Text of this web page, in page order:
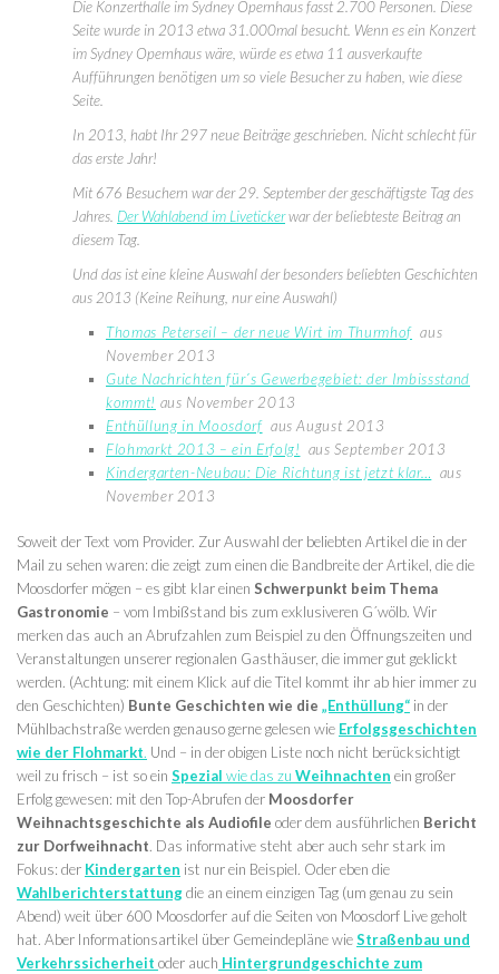
Die Konzerthalle im Sydney Opernhaus fasst 2.700 Personen. Diese
Seite wurde in 2013 etwa 31.000mal besucht. Wenn es ein Konzert
im Sydney Opernhaus wäre, würde es etwa 11 ausverkaufte
Aufführungen benötigen um so viele Besucher zu haben, wie diese
Seite.
In 2013, habt Ihr 297 neue Beiträge geschrieben. Nicht schlecht für
das erste Jahr!
Mit 676 Besuchern war der 29. September der geschäftigste Tag des
Jahres. Der Wahlabend im Livetickerwar der beliebteste Beitrag an
diesem Tag.
Und das ist eine kleine Auswahl der besonders beliebten Geschichten
aus 2013 (Keine Reihung, nur eine Auswahl)
Thomas Peterseil – der neue Wirt im Thurmhof aus
November 2013
Gute Nachrichten für´s Gewerbegebiet: der Imbissstand
kommt! aus November 2013
Enthüllung in Moosdorfaus August 2013
Flohmarkt 2013 – ein Erfolg! aus September 2013
Kindergarten-Neubau: Die Richtung ist jetzt klar… aus
November 2013
Soweit der Text vom Provider. Zur Auswahl der beliebten Artikel die in der
Mail zu sehen waren: die zeigt zum einen die Bandbreite der Artikel, die die
Moosdorfer mögen – es gibt klar einen Schwerpunkt beim Thema
Gastronomie – vom Imbißstand bis zum exklusiveren G´wölb. Wir
merken das auch an Abrufzahlen zum Beispiel zu den Öffnungszeiten und
Veranstaltungen unserer regionalen Gasthäuser, die immer gut geklickt
werden. (Achtung: mit einem Klick auf die Titel kommt ihr ab hier immer zu
den Geschichten) Bunte Geschichten wie die „Enthüllung“ in der
Mühlbachstraße werden genauso gerne gelesen wie Erfolgsgeschichten
wie der Flohmarkt. Und – in der obigen Liste noch nicht berücksichtigt
weil zu frisch – ist so ein Spezial wie das zu Weihnachten ein großer
Erfolg gewesen: mit den Top-Abrufen der Moosdorfer
Weihnachtsgeschichte als Audiofile oder dem ausführlichen Bericht
zur Dorfweihnacht. Das informative steht aber auch sehr stark im
Fokus: der Kindergarten ist nur ein Beispiel. Oder eben die
Wahlberichterstattungdie an einem einzigen Tag (um genau zu sein
Abend) weit über 600 Moosdorfer auf die Seiten von Moosdorf Live geholt
hat. Aber Informationsartikel über Gemeindepläne wieStraßenbau und
Verkehrssicherheit oder auch Hintergrundgeschichte zum